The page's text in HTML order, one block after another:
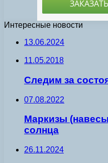
Интересные новости
13.06.2024
11.05.2018
Следим за
07.08.2022
Маркизы
солнца
26.11.2024